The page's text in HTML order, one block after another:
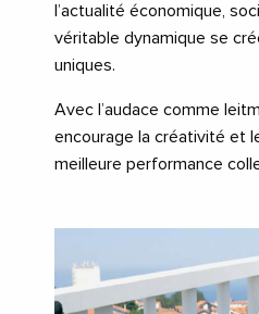
l’actualité économique,
véritable dynamique se
uniques.
Avec l’audace comme
encourage la créativité et
meilleure performance